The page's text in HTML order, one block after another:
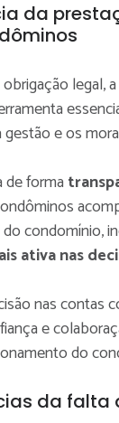
da
legal,
e os
de forma
condomínio,
ativa nas
nas contas
e
do
da falta